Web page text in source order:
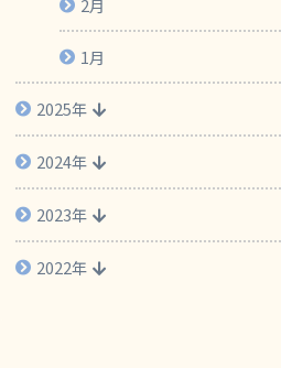
3月
2月
1月
2025年
2024年
2023年